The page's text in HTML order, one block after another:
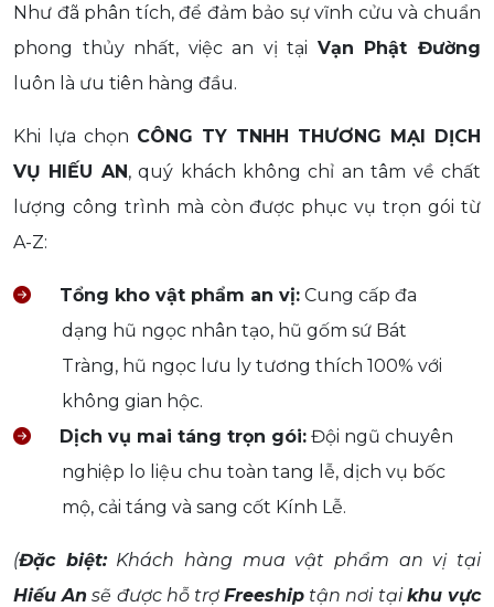
Như đã phân tích, để đảm bảo sự vĩnh cửu và chuẩn
phong thủy nhất, việc an vị tại Vạn Phật Đường
luôn là ưu tiên hàng đầu.
Khi lựa chọn CÔNG TY TNHH THƯƠNG MẠI DỊCH
VỤ HIẾU AN, quý khách không chỉ an tâm về chất
lượng công trình mà còn được phục vụ trọn gói từ
A-Z:
Tổng kho vật phẩm an vị: Cung cấp đa
dạng hũ ngọc nhân tạo, hũ gốm sứ Bát
Tràng, hũ ngọc lưu ly tương thích 100% với
không gian hộc.
Dịch vụ mai táng trọn gói: Đội ngũ chuyên
nghiệp lo liệu chu toàn tang lễ, dịch vụ bốc
mộ, cải táng và sang cốt Kính Lễ.
(Đặc biệt:Khách hàng mua vật phẩm an vị tại
Hiếu An sẽ được hỗ trợFreeship tận nơi tạikhu vực